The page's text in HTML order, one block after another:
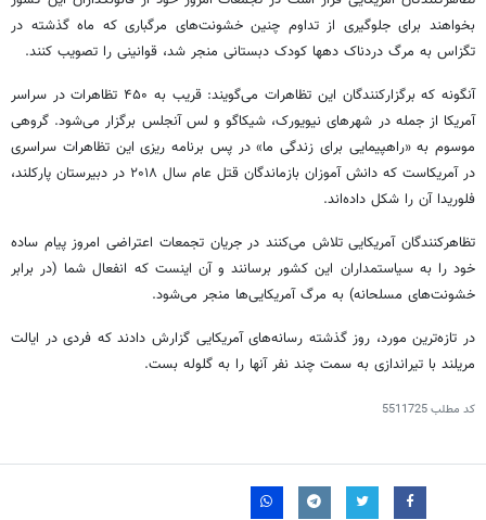
بخواهند برای جلوگیری از تداوم چنین خشونت‌های مرگباری که ماه گذشته در
تگزاس به مرگ دردناک دهها کودک دبستانی منجر شد، قوانینی را تصویب کنند.
آنگونه که برگزارکنندگان این تظاهرات می‌گویند: قریب به ۴۵۰ تظاهرات در سراسر
آمریکا از جمله در شهرهای نیویورک، شیکاگو و لس آنجلس برگزار می‌شود. گروهی
موسوم به «راهپیمایی برای زندگی ما» در پس برنامه ریزی این تظاهرات سراسری
در آمریکاست که دانش آموزان بازماندگان قتل عام سال ۲۰۱۸ در دبیرستان پارکلند،
فلوریدا آن را شکل داده‌اند.
تظاهرکنندگان آمریکایی تلاش می‌کنند در جریان تجمعات اعتراضی امروز پیام ساده
خود را به سیاستمداران این کشور برسانند و آن اینست که انفعال شما (در برابر
خشونت‌های مسلحانه) به مرگ آمریکایی‌ها منجر می‌شود.
در تازه‌ترین مورد، روز گذشته رسانه‌های آمریکایی گزارش دادند که فردی در ایالت
مریلند با تیراندازی به سمت چند نفر آنها را به گلوله بست.
کد مطلب5511725